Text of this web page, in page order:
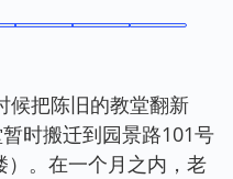
候把陈旧的教堂翻新
时搬迁到园景路101号
）。在一个月之内，老